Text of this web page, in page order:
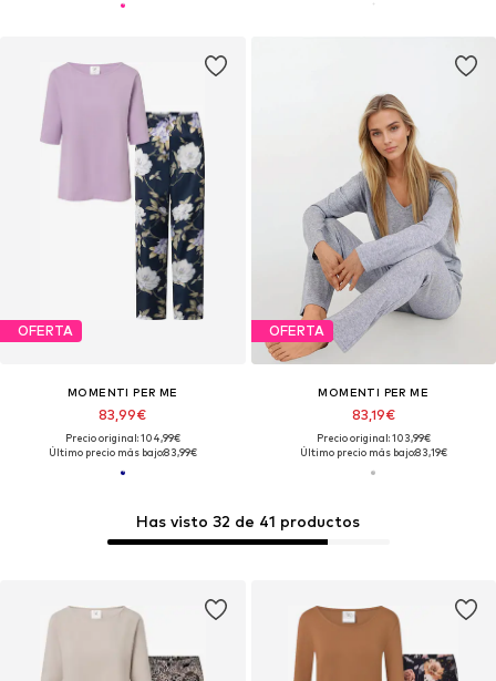
Has visto 32 de 41 productos
OFERTA
MOMENTI PER ME
83,99€
Precio original: 104,99€
Último precio más bajo:83,99€
OFERTA
MOMENTI PER ME
83,19€
Precio original: 103,99€
Último precio más bajo:83,19€